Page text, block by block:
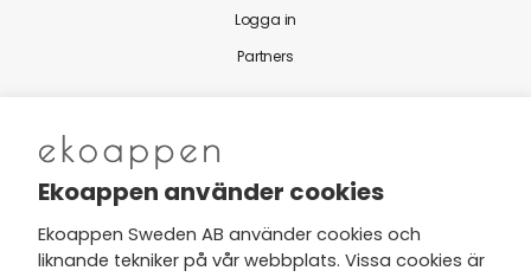
Logga in
Partners
Nytt från Ekoappen
Jag har tagit del av Ekoappens
Ekoappen använder cookies
Ekoappen Sweden AB använder cookies och
liknande tekniker på vår webbplats. Vissa cookies är